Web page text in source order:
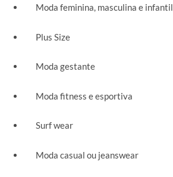
Moda feminina, masculina e infantil
Plus Size
Moda gestante
Moda fitness e esportiva
Surf wear
Moda casual ou jeanswear